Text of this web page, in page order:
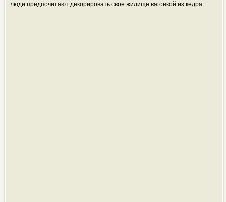
люди предпочитают декорировать свое жилище вагонкой из кедра.